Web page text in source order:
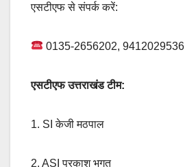
एसटीएफ से संपर्क करें:
0135-2656202, 9412029536
एसटीएफ उत्तराखंड टीम:
1. SI केजी मठपाल
2. ASI प्रकाश भगत